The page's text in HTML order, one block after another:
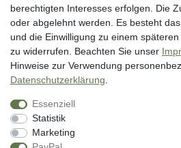
Vertrag widerrufen
Unsere
berechtigten Interesses erfolgen. Die
oder abgelehnt werden. Es besteht
und die Einwilligung zu einem
zu widerrufen. Beachten Sie unser
Hinweise zur Verwendung
Daten­schutz­erklärung
Essenziell
Statistik
Marketing